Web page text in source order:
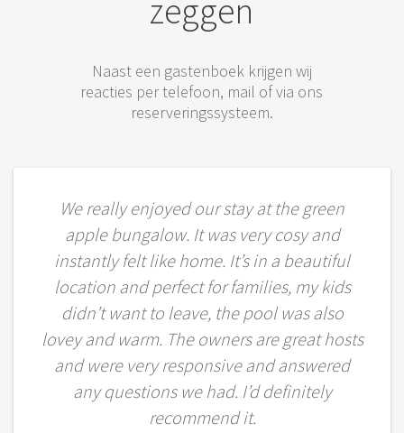
zeggen
Naast een gastenboek krijgen wij
reacties per telefoon, mail of via ons
reserveringssysteem.
We really enjoyed our stay at the green
apple bungalow. It was very cosy and
instantly felt like home. It’s in a beautiful
location and perfect for families, my kids
didn’t want to leave, the pool was also
lovey and warm. The owners are great hosts
and were very responsive and answered
any questions we had. I’d definitely
recommend it.